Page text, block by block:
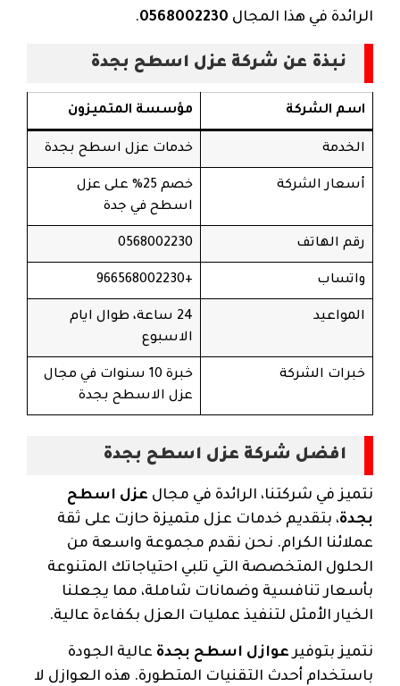
الرائدة في هذا المجال 0568002230
.
نبذة عن شركة عزل اسطح بجدة
اسم الشركة مؤسسة المتميزون
الخدمة خدمات عزل اسطح بجدة
أسعار الشركة
خصم 25% على عزل
اسطح في جدة
رقم الهاتف 0568002230
واتساب +966568002230
المواعيد
24 ساعة، طوال ايام
الاسبوع
خبرات الشركة
خبرة 10 سنوات في مجال
عزل الاسطح بجدة
افضل شركة عزل اسطح بجدة
نتميز في شركتنا، الرائدة في مجال عزل اسطح
بجدة، بتقديم خدمات عزل متميزة حازت على ثقة
عملائنا الكرام. نحن نقدم مجموعة واسعة من
الحلول المتخصصة التي تلبي احتياجاتك المتنوعة
بأسعار تنافسية وضمانات شاملة، مما يجعلنا
الخيار الأمثل لتنفيذ عمليات العزل بكفاءة عالية.
نتميز بتوفيرعوازل اسطح بجدة عالية الجودة
باستخدام أحدث التقنيات المتطورة. هذه العوازل لا